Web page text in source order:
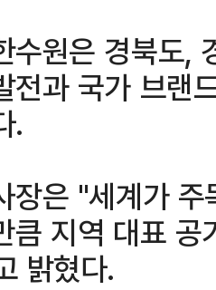
수원은 경북도,
전과 국가 브랜
.
장은 "세계가
큼 지역 대표
밝혔다.